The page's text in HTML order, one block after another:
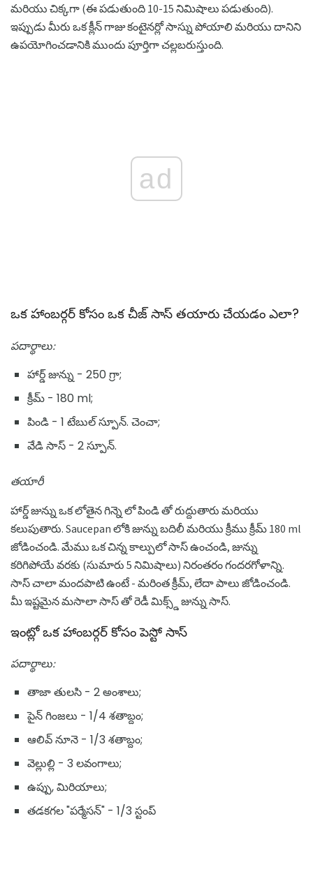
మరియు చిక్కగా (ఈ పడుతుంది 10-15 నిమిషాలు పడుతుంది).
ఇప్పుడు మీరు ఒక క్లీన్ గాజు కంటైనర్లో సాస్ను పోయాలి మరియు దానిని
ఉపయోగించడానికి ముందు పూర్తిగా చల్లబరుస్తుంది.
ad
ఒక హాంబర్గర్ కోసం ఒక చీజ్ సాస్ తయారు చేయడం ఎలా?
పదార్థాలు:
హార్డ్ జున్ను - 250 గ్రా;
క్రీమ్ - 180 ml;
పిండి - 1 టేబుల్ స్పూన్. చెంచా;
వేడి సాస్ - 2 స్పూన్.
తయారీ
హార్డ్ జున్ను ఒక లోతైన గిన్నె లో పిండి తో రుద్దుతారు మరియు
కలుపుతారు. Saucepan లోకి జున్ను బదిలీ మరియు క్రీము క్రీమ్ 180 ml
జోడించండి. మేము ఒక చిన్న కాల్పులో సాస్ ఉంచండి, జున్ను
కరిగిపోయే వరకు (సుమారు 5 నిమిషాలు) నిరంతరం గందరగోళాన్ని.
సాస్ చాలా మందపాటి ఉంటే - మరింత క్రీమ్, లేదా పాలు జోడించండి.
మీ ఇష్టమైన మసాలా సాస్ తో రెడీ మిక్స్డ్ జున్ను సాస్.
ఇంట్లో ఒక హాంబర్గర్ కోసం పెస్టో సాస్
పదార్థాలు:
తాజా తులసి - 2 అంశాలు;
పైన్ గింజలు - 1/4 శతాబ్దం;
ఆలివ్ నూనె - 1/3 శతాబ్దం;
వెల్లుల్లి - 3 లవంగాలు;
ఉప్పు, మిరియాలు;
తడకగల "పర్మేసన్" - 1/3 స్టంప్